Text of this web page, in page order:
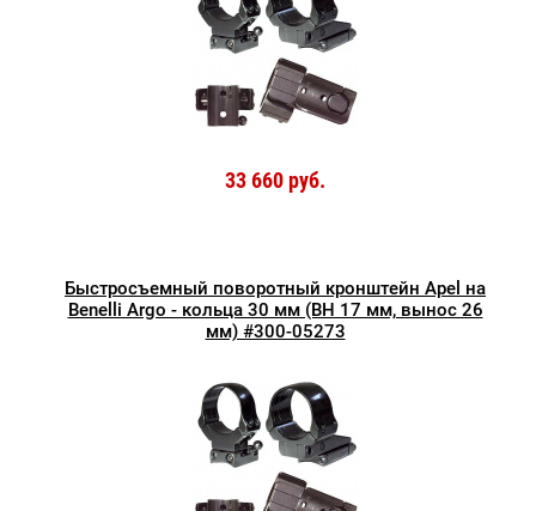
33 660 руб.
Быстросъемный поворотный кронштейн Apel на
Benelli Argo - кольца 30 мм (BH 17 мм, вынос 26
мм) #300-05273